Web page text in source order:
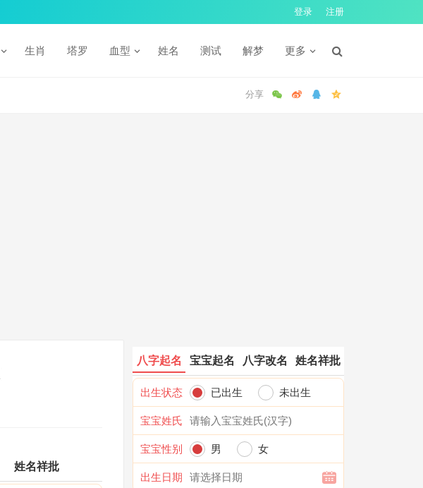
登录 注册
生肖 塔罗 血型 姓名 测试 解梦 更多
姓名祥批
八字起名 宝宝起名 八字改名 姓名祥批
出生状态 已出生 未出生
宝宝姓氏
宝宝性别 男 女
出生日期